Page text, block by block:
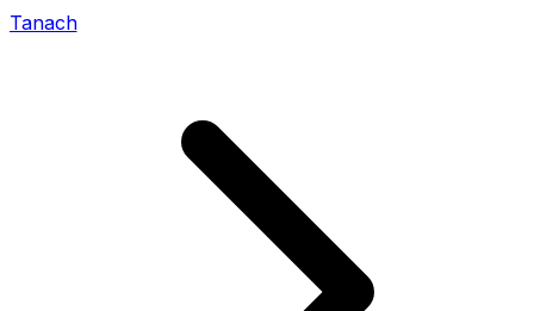
Tanach